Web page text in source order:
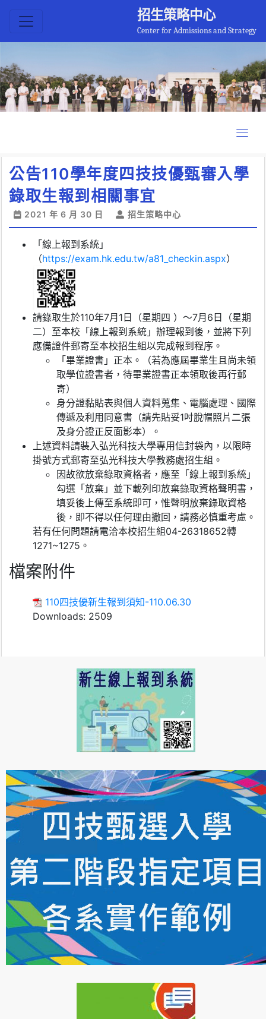
招生策略中心
Center for Admissions and Strategy
公告110學年度四技技優甄審入學
錄取生報到相關事宜
2021 年 6 月 30 日 招生策略中心
「線上報到系統」
（https://exam.hk.edu.tw/a81_checkin.aspx）
請錄取生於110年7月1日（星期四 ）～7月6日（星期
二）至本校「線上報到系統」辦理報到後，並將下列
應備證件郵寄至本校招生組以完成報到程序。
「畢業證書」正本。（若為應屆畢業生且尚未領
取學位證書者，待畢業證書正本領取後再行郵
寄）
身分證黏貼表與個人資料蒐集、電腦處理、國際
傳遞及利用同意書（請先貼妥1吋脫帽照片二張
及身分證正反面影本）。
上述資料請裝入弘光科技大學專用信封袋內，以限時
掛號方式郵寄至弘光科技大學教務處招生組。
因故欲放棄錄取資格者，應至「線上報到系統」
勾選「放棄」並下載列印放棄錄取資格聲明書，
填妥後上傳至系統即可，惟聲明放棄錄取資格
後，即不得以任何理由撤回，請務必慎重考慮。
若有任何問題請電洽本校招生組04-26318652轉
1271~1275。
檔案附件
110四技優新生報到須知-110.06.30
Downloads: 2509